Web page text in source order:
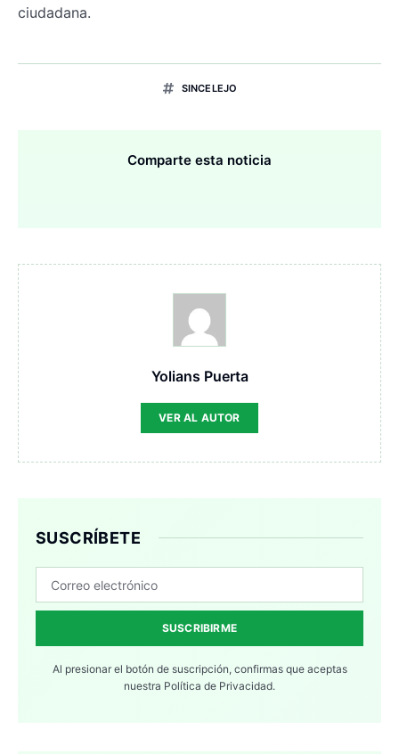
ciudadana.
SINCELEJO
Comparte esta noticia
Yolians Puerta
VER AL AUTOR
SUSCRÍBETE
SUSCRIBIRME
Al presionar el botón de suscripción, confirmas que aceptas
nuestra Política de Privacidad.